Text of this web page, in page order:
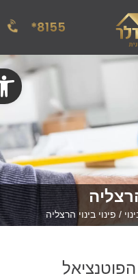
8155*
/ פינוי בינוי הרצליה